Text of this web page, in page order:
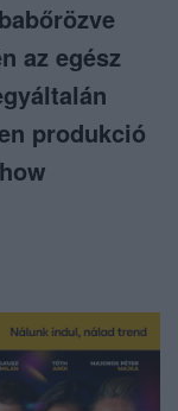
az egész
produkció